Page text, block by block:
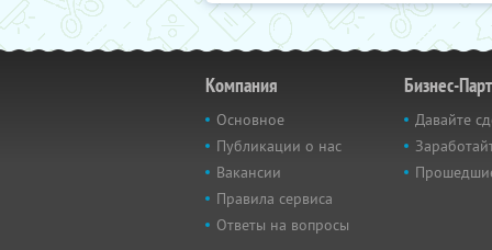
Компания
Основное
Публикации о нас
Вакансии
Правила сервиса
Ответы на вопросы
Бизнес-
Давайте